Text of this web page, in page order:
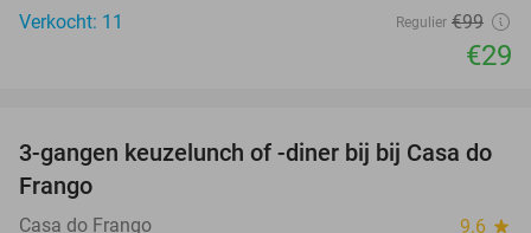
Verkocht: 11
Regulier €99
€29
34%
3-gangen keuzelunch of -diner bij bij Casa do
Frango
Casa do Frango 9.6 star